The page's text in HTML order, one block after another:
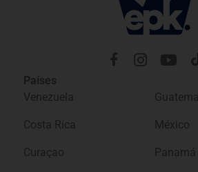
Países
Venezuela
Costa Rica
Curaçao
México
Panamá